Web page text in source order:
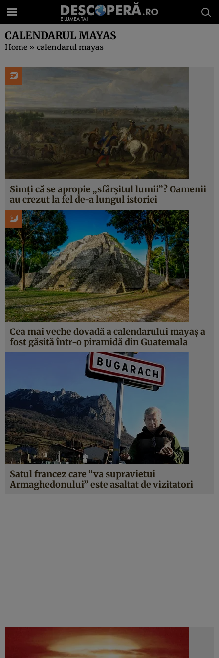
CALENDARUL MAYAS
Home » calendarul mayas
Simți că se apropie „sfârșitul lumii”? Oamenii
au crezut la fel de-a lungul istoriei
Cea mai veche dovadă a calendarului mayaș a
fost găsită într-o piramidă din Guatemala
Satul francez care “va supravietui
Armaghedonului” este asaltat de vizitatori